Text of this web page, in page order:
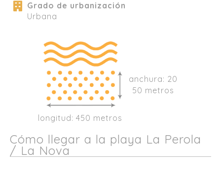
Grado de urbanización
Urbana
anchura: 20
50 metros
longitud: 450 metros
Cómo llegar a la playa La Perola
/ La Nova